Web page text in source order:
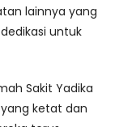
lainnya yang
untuk
Sakit Yadika
ketat dan